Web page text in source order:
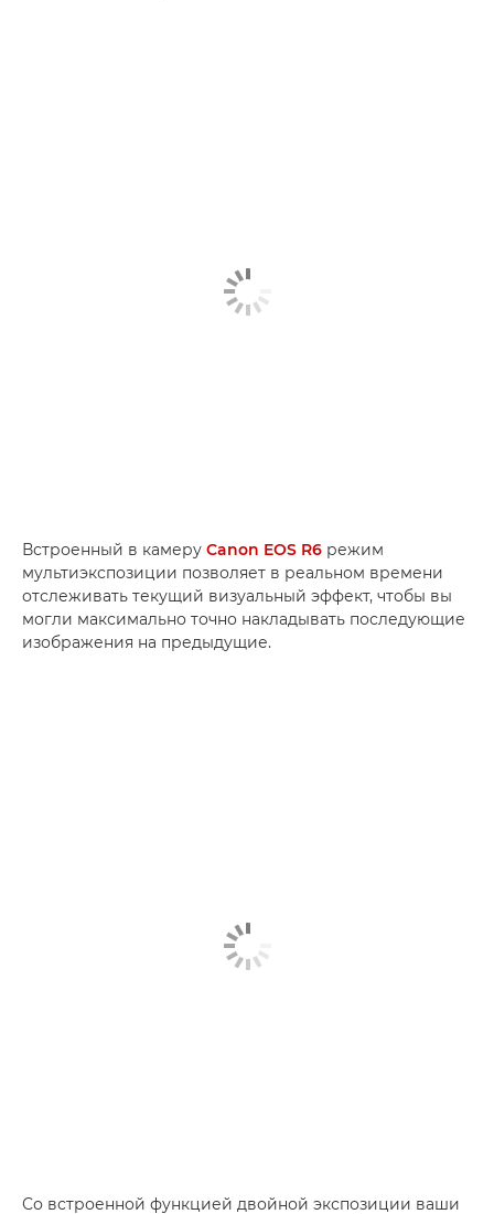
Встроенный в камеру Canon EOS R6 режим
мультиэкспозиции позволяет в реальном времени
отслеживать текущий визуальный эффект, чтобы вы
могли максимально точно накладывать последующие
изображения на предыдущие.
Со встроенной функцией двойной экспозиции ваши